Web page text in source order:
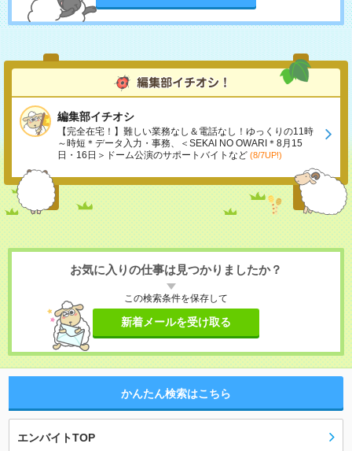
編集部イチオシ
【完全在宅！】難しい業務なし＆電話なし！ゆっくりの11時
～時短＊データ入力・事務、＜SEKAI NO OWARI＊8月15
日・16日＞ドーム公演のサポートバイトなど (8/7UP!)
お気に入りの仕事は見つかりましたか？
この検索条件を保存して
新着メールを受け取る
かんたん検索はこちら
エンバイトTOP